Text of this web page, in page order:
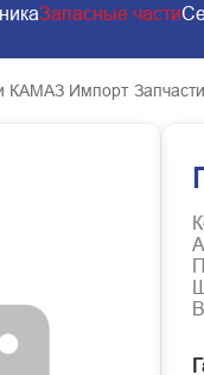
Запасные части
КАМАЗ Импорт